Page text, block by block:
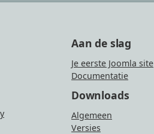
Aan de slag
Je eerste Joomla site
Documentatie
Downloads
Algemeen
Versies